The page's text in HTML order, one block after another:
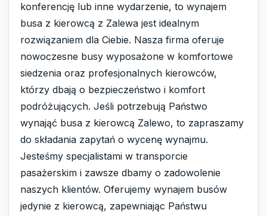
konferencję lub inne wydarzenie, to wynajem
busa z kierowcą z Zalewa jest idealnym
rozwiązaniem dla Ciebie. Nasza firma oferuje
nowoczesne busy wyposażone w komfortowe
siedzenia oraz profesjonalnych kierowców,
którzy dbają o bezpieczeństwo i komfort
podróżujących. Jeśli potrzebują Państwo
wynająć busa z kierowcą Zalewo, to zapraszamy
do składania zapytań o wycenę wynajmu.
Jesteśmy specjalistami w transporcie
pasażerskim i zawsze dbamy o zadowolenie
naszych klientów. Oferujemy wynajem busów
jedynie z kierowcą, zapewniając Państwu